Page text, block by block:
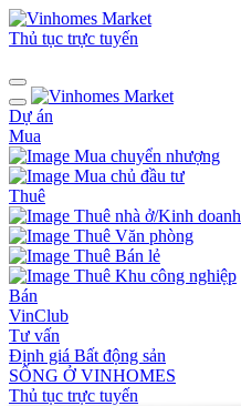
Thủ tục trực tuyến
Dự án
Mua
Mua chuyển nhượng
Mua chủ đầu tư
Thuê
Thuê nhà ở/Kinh doanh
Thuê Văn phòng
Thuê Bán lẻ
Thuê Khu công nghiệp
Bán
VinClub
Tư vấn
Định giá Bất động sản
SỐNG Ở VINHOMES
Thủ tục trực tuyến